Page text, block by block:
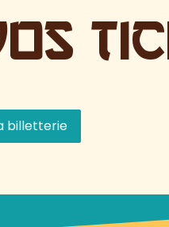
billetterie